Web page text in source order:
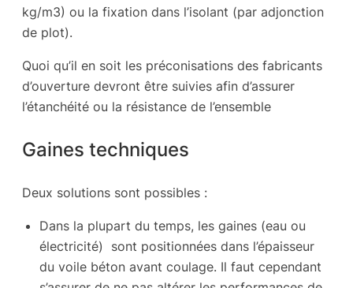
kg/m3) ou la fixation dans l’isolant (par adjonction
de plot).
Quoi qu’il en soit les préconisations des fabricants
d’ouverture devront être suivies afin d’assurer
l’étanchéité ou la résistance de l’ensemble
Gaines techniques
Deux solutions sont possibles :
Dans la plupart du temps, les gaines (eau ou
électricité) sont positionnées dans l’épaisseur
du voile béton avant coulage. Il faut cependant